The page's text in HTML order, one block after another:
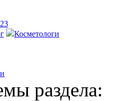
Косметологи
раздела: